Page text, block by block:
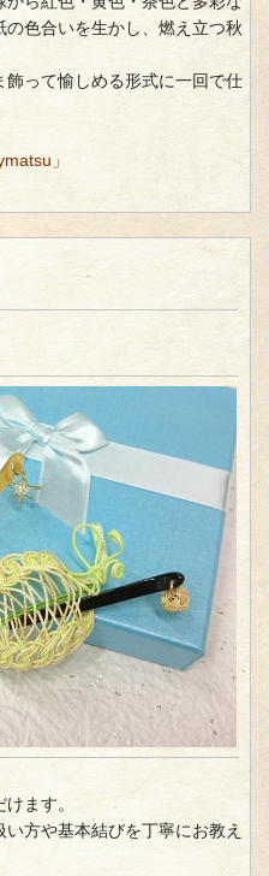
色合いを生かし、燃え立つ秋
って愉しめる形式に一回で仕
」
ます。
方や基本結びを丁寧にお教え